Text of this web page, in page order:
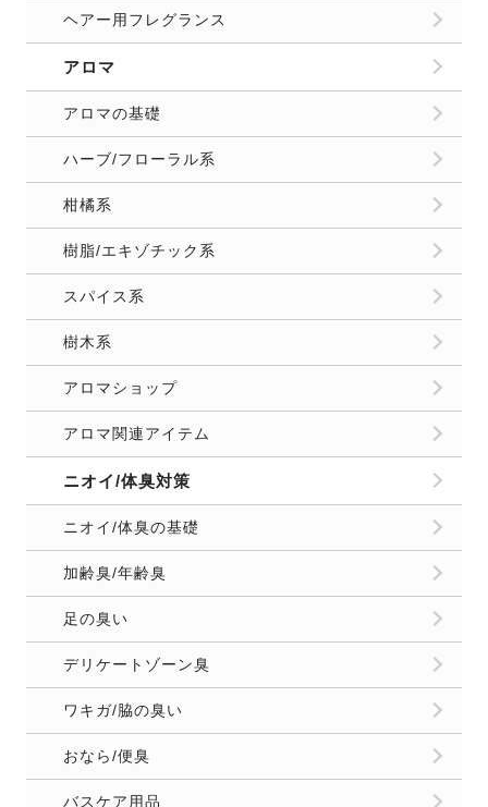
ヘアー用フレグランス
アロマ
アロマの基礎
ハーブ/フローラル系
柑橘系
樹脂/エキゾチック系
スパイス系
樹木系
アロマショップ
アロマ関連アイテム
ニオイ/体臭対策
ニオイ/体臭の基礎
加齢臭/年齢臭
足の臭い
デリケートゾーン臭
ワキガ/脇の臭い
おなら/便臭
バスケア用品